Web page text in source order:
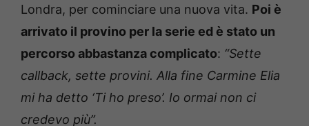
Londra, per cominciare una nuova vita. Poi è
arrivato il provino per la serie ed è stato un
percorso abbastanza complicato: “Sette
callback, sette provini. Alla fine Carmine Elia
mi ha detto ‘Ti ho preso’. Io ormai non ci
credevo più”.